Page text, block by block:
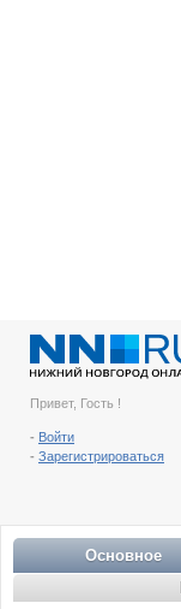
Привет, Гость !
- Войти
- Зарегистрироваться
Основное